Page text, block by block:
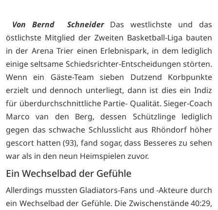
Von Bernd SchneiderDas westlichste und das
östlichste Mitglied der Zweiten Basketball-Liga bauten
in der Arena Trier einen Erlebnispark, in dem lediglich
einige seltsame Schiedsrichter-Entscheidungen störten.
Wenn ein Gäste-Team sieben Dutzend Korbpunkte
erzielt und dennoch unterliegt, dann ist dies ein Indiz
für überdurchschnittliche Partie- Qualität. Sieger-Coach
Marco van den Berg, dessen Schützlinge lediglich
gegen das schwache Schlusslicht aus Rhöndorf höher
gescort hatten (93), fand sogar, dass Besseres zu sehen
war als in den neun Heimspielen zuvor.
Ein Wechselbad der Gefühle
Allerdings mussten Gladiators-Fans und -Akteure durch
ein Wechselbad der Gefühle. Die Zwischenstände 40:29,